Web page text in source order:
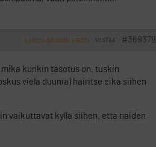
#369379
VASTAA
ILMOITA ASIATON VIESTI
kunkin tasotus on. tuskin
viela duunia) hairitse eika siihen
vaikuttavat kylla siihen, etta naiden